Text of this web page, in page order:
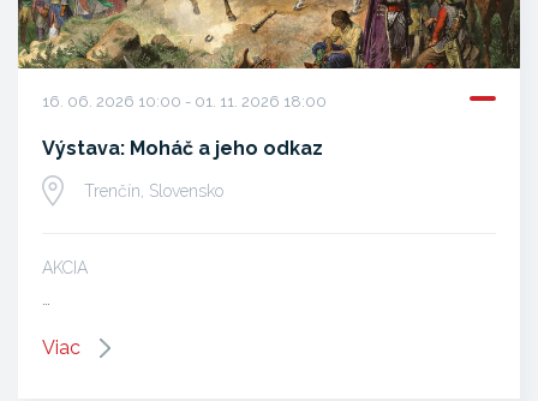
16. 06. 2026 10:00 - 01. 11. 2026 18:00
Výstava: Moháč a jeho odkaz
Trenčín, Slovensko
AKCIA
…
Viac